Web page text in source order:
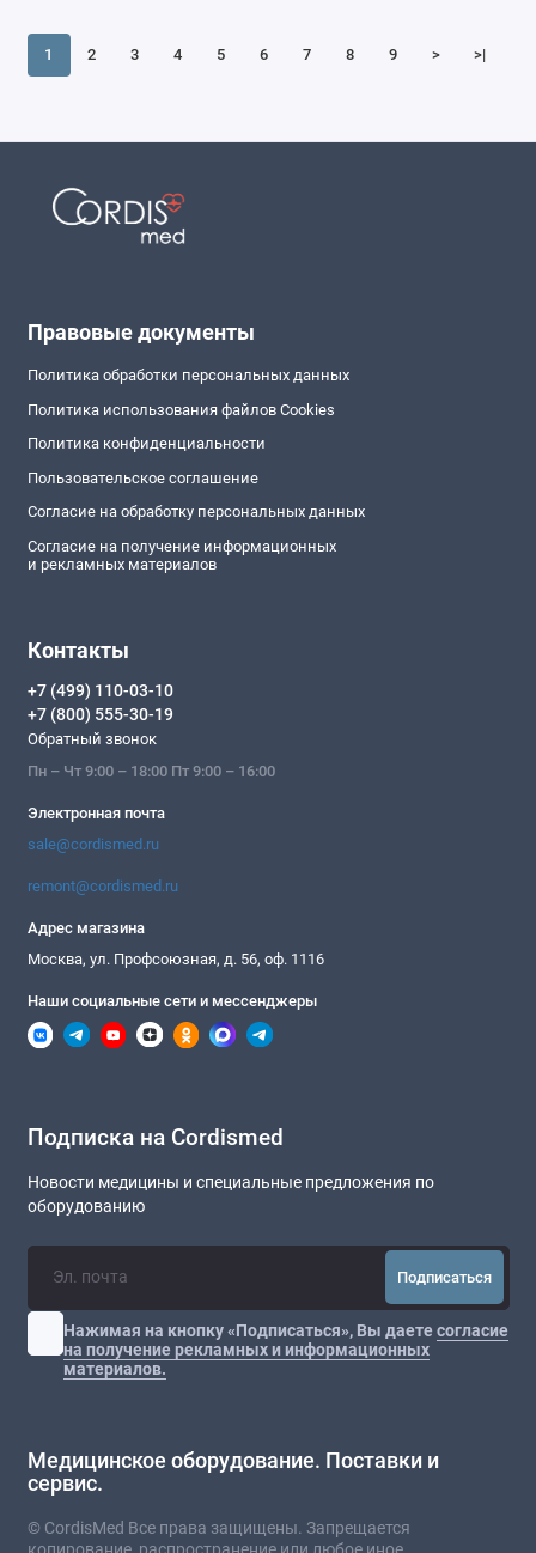
1 2 3 4 5 6 7 8 9 > >|
Правовые документы
Политика обработки персональных данных
Политика использования файлов Cookies
Политика конфиденциальности
Пользовательское соглашение
Согласие на обработку персональных данных
Согласие на получение информационных
и рекламных материалов
Контакты
+7 (499) 110-03-10
+7 (800) 555-30-19
Обратный звонок
Пн – Чт 9:00 – 18:00 Пт 9:00 – 16:00
Электронная почта
sale@cordismed.ru
remont@cordismed.ru
Адрес магазина
Москва, ул. Профсоюзная, д. 56, оф. 1116
Наши социальные сети и мессенджеры
Подписка на Cordismed
Новости медицины и специальные предложения по
оборудованию
Подписаться
Нажимая на кнопку «Подписаться», Вы даетесогласие
на получение рекламных и информационных
материалов.
Медицинское оборудование. Поставки и
сервис.
© CordisMed Все права защищены. Запрещается